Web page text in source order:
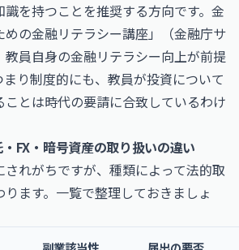
を持つことを推奨する方向です。金
の金融リテラシー講座」（金融庁サ
員自身の金融リテラシー向上が前提
まり制度的にも、教員が投資について
とは時代の要請に合致しているわけ
FX・暗号資産の取り扱いの違い
されがちですが、種類によって法的取
ります。一覧で整理しておきましょ